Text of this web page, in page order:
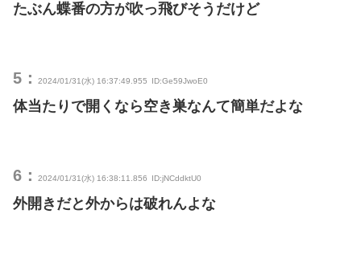
たぶん蝶番の方が吹っ飛びそうだけど
5： 2024/01/31(水) 16:37:49.955 ID:Ge59JwoE0
体当たりで開くなら空き巣なんて簡単だよな
6： 2024/01/31(水) 16:38:11.856 ID:jNCddktU0
外開きだと外からは破れんよな